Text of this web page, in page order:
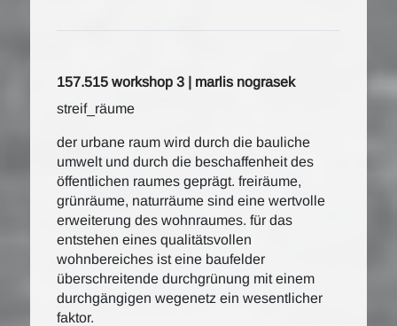
157.515 workshop 3 | marlis nograsek
streif_räume
der urbane raum wird durch die bauliche
umwelt und durch die beschaffenheit des
öffentlichen raumes geprägt. freiräume,
grünräume, naturräume sind eine wertvolle
erweiterung des wohnraumes. für das
entstehen eines qualitätsvollen
wohnbereiches ist eine baufelder
überschreitende durchgrünung mit einem
durchgängigen wegenetz ein wesentlicher
faktor.